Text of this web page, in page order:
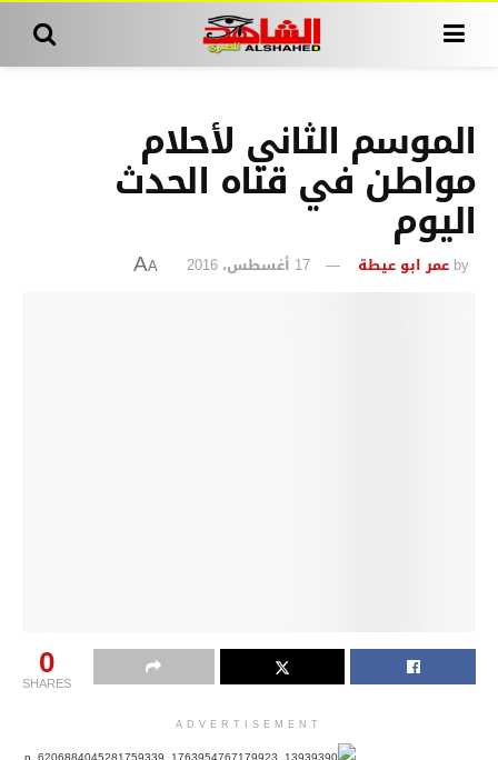
الموسم الثاني لأحلام
مواطن في قناه الحدث
اليوم
by عمر ابو عيطة 17 أغسطس، 2016 A
A
0
SHARES
ADVERTISEMENT